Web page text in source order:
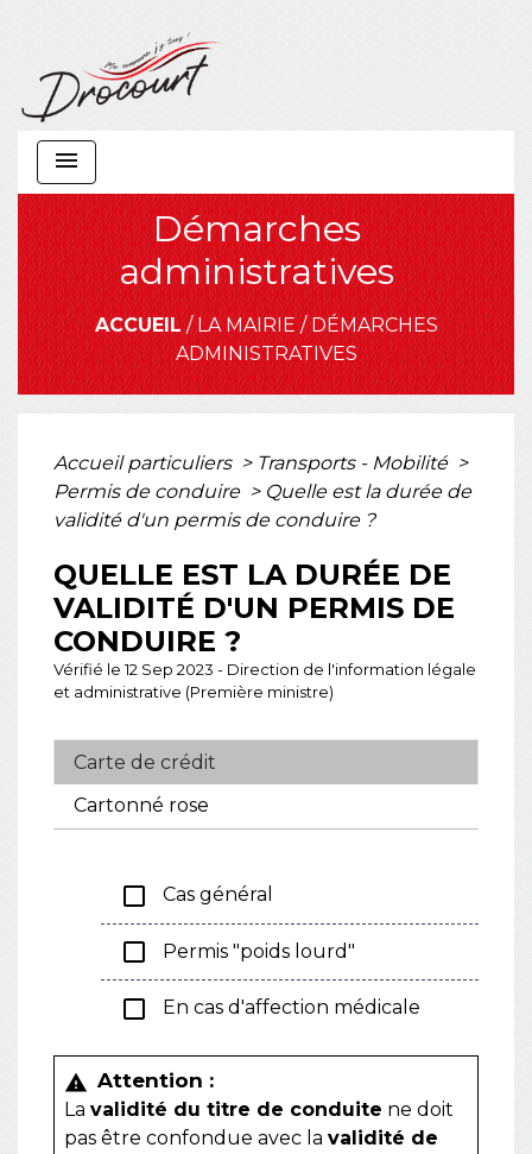
menu
Démarches
administratives
ACCUEIL/LA MAIRIE/DÉMARCHES
ADMINISTRATIVES
Accueil particuliers > Transports - Mobilité >
Permis de conduire > Quelle est la durée de
validité d'un permis de conduire ?
QUELLE EST LA DURÉE DE
VALIDITÉ D'UN PERMIS DE
CONDUIRE ?
Vérifié le 12 Sep 2023 - Direction de l'information légale
et administrative (Première ministre)
Carte de crédit
Cartonné rose
check_box_outline_blank Cas général
check_box_outline_blank Permis "poids lourd"
check_box_outline_blank En cas d'affection médicale
warning Attention :
La validité du titre de conduite ne doit
pas être confondue avec la validité de